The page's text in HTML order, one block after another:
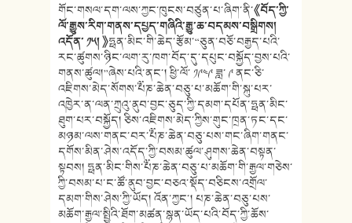
གོང་གསལ་དག་ལས་ཀྱང་ཁུངས་བཙུན་པ་ཞིག་ནི་《བོད་ཀྱི་
ལོ་རྒྱུས་རིག་གནས་དཔྱད་གཞིའི་རྒྱུ་ཆ་བདམས་བསྒྲིགས།
འདོན་ ༡༥།》ཧྥན་མིང་གི་ཆེད་རྩོམ་“ཅུན་བཅོ་བརྒྱད་པའི་
རང་ཚུགས་ཉིང་ལག་རུ་ཁག་བོད་དུ་དཔུང་བསྐྱོད་བྱས་པའི་
གནས་ཚུལ།”ཞེས་པའི་ནང་། ཕྱི་ལོ་ ༡༩༤༩ ཟླ་ ༩ ནང་ཅི་
འཇིགས་མེད་སོགས་༸པཎ་ཆེན་བཅུ་པ་མཆོག་གི་སྐུ་པར་
འཁྱེར་ན་ལན་ཀྲུའུ་ནུབ་བྱང་ཅུད་ཀྱི་དམག་དཔོན་ཧྥན་མིང་
ཐུག་པར་བསྐྱོད། ཅིས་འཇིགས་མེད་ཀྱིས་གུང་ཁྲན་ཏང་དང་
མཉམ་ལས་གནང་བར་༸པཎ་ཆེན་བཅུ་པས་གང་ཞིག་གནང་
དགོས་མིན་ཤེས་འདོད་ཀྱི་བསམ་ཚུལ་ཤུགས་ཆེན་བསྟན་
སྟབས། ཧྥན་མིང་གིས་༸པཎ་ཆེན་བཅུ་པ་མཆོག་གི་རྒྱལ་གཅེས་
ཀྱི་བསམ་པ་ང་ཚོ་ནུབ་བྱང་བཅའ་སྡོད་བཅིངས་འགྲོལ་
དམག་གིས་ཤེས་ཀྱི་ཡོད། འོན་ཀྱང་། པཎ་ཆེན་བཅུ་པས་
མཆོག་རྒྱལ་སྤྱིའི་ཐོག་མཚན་སྙན་ཡོད་པའི་བོད་ཀྱི་ཆོས་